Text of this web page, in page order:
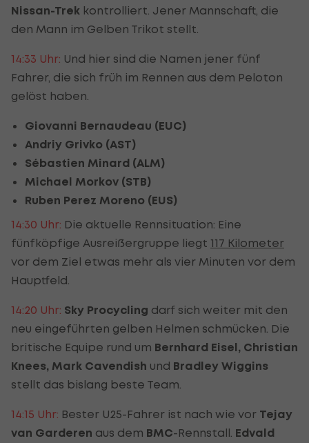
Nissan-Trek kontrolliert. Jener Mannschaft, die
den Mann im Gelben Trikot stellt.
14:33 Uhr: Und hier sind die Namen jener fünf
Fahrer, die sich früh im Rennen aus dem Peloton
gelöst haben.
Giovanni Bernaudeau (EUC)
Andriy Grivko (AST)
Sébastien Minard (ALM)
Michael Morkov (STB)
Ruben Perez Moreno (EUS)
14:30 Uhr: Die aktuelle Rennsituation: Eine
fünfköpfige Ausreißergruppe liegt 117 Kilometer
vor dem Ziel etwas mehr als vier Minuten vor dem
Hauptfeld.
14:20 Uhr: Sky Procycling darf sich weiter mit den
neu eingeführten gelben Helmen schmücken. Die
britische Equipe rund um Bernhard Eisel, Christian
Knees, Mark Cavendish und Bradley Wiggins
stellt das bislang beste Team.
14:15 Uhr: Bester U25-Fahrer ist nach wie vor Tejay
van Garderen aus dem BMC-Rennstall. Edvald